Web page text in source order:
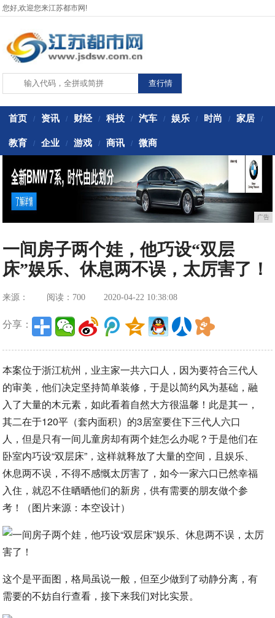
您好,欢迎您来江苏都市网!
首页 / 资讯 / 财经 / 科技 / 汽车 / 娱乐 / 时尚 / 家居 /
教育 / 企业 / 游戏 / 商讯 / 微商
广告
一间房子两个娃，他巧设“双层
床”娱乐、休息两不误，太厉害了！
来源： 阅读：700 2020-04-22 10:38:08
分享：
本案位于浙江杭州，业主家一共六口人，因为要符合三代人
的审美，他们决定坚持简单装修，于是以简约风为基础，融
入了大量的木元素，如此看着自然大方很温馨！此是其一，
其二在于120平（套内面积）的3居室要住下三代人六口
人，但是只有一间儿童房却有两个娃怎么办呢？于是他们在
卧室内巧设“双层床”，这样就释放了大量的空间，且娱乐、
休息两不误，不得不感慨太厉害了，如今一家六口已然幸福
入住，就忍不住晒晒他们的新房，供有需要的朋友做个参
考！（图片来源：本空设计）
这个是平面图，格局虽说一般，但至少做到了动静分离，有
需要的不妨自行查看，接下来我们对比实景。